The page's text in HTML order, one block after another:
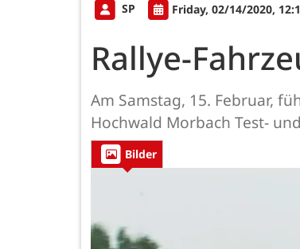
SP Friday, 02/14/2020,
Rallye-
Am Samstag, 15. Februar,
Hochwald Morbach Test-
Bilder